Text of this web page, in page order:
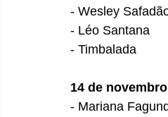
- Wesley
- Léo Santana
- Timbalada
14 de
- Mariana